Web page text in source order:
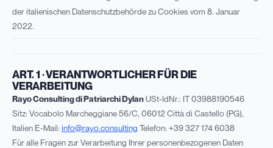
der italienischen Datenschutzbehörde zu Cookies vom 8. Januar
2022.
ART. 1 · VERANTWORTLICHER FÜR DIE
VERARBEITUNG
Rayo Consulting di Patriarchi DylanUSt-IdNr.: IT 03988190546
Sitz: Vocabolo Marcheggiane 56/C, 06012 Città di Castello (PG),
Italien E-Mail: info@rayo.consulting Telefon: +39 327 174 6038
Für alle Fragen zur Verarbeitung Ihrer personenbezogenen Daten